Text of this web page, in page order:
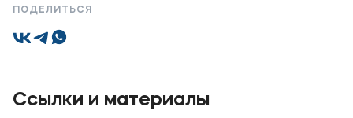
Мы в соцсетях
ПОДЕЛИТЬСЯ
Ссылки и материалы